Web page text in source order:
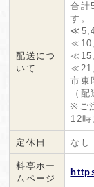
配送につ
いて
合計
す。
市東
（
※ご
12時
定休日 なし
料亭ホー
ムページ